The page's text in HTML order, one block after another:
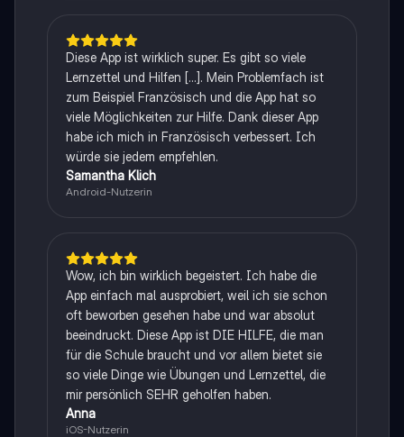
Diese App ist wirklich super. Es gibt so viele
Lernzettel und Hilfen [...]. Mein Problemfach ist
zum Beispiel Französisch und die App hat so
viele Möglichkeiten zur Hilfe. Dank dieser App
habe ich mich in Französisch verbessert. Ich
würde sie jedem empfehlen.
Samantha Klich
Android-Nutzerin
Wow, ich bin wirklich begeistert. Ich habe die
App einfach mal ausprobiert, weil ich sie schon
oft beworben gesehen habe und war absolut
beeindruckt. Diese App ist DIE HILFE, die man
für die Schule braucht und vor allem bietet sie
so viele Dinge wie Übungen und Lernzettel, die
mir persönlich SEHR geholfen haben.
Anna
iOS-Nutzerin